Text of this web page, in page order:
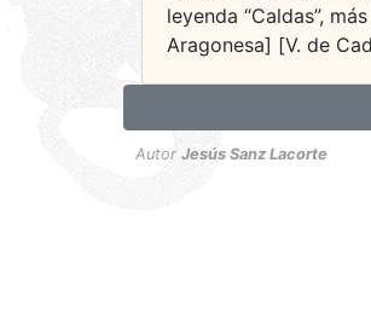
leyenda “Caldas”,
Aragonesa] [V. de
Autor Jesús Sanz Lacorte